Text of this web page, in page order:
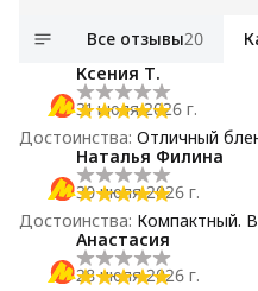
Все отзывы20
Ксения Т.
31 июля 2026 г.
Достоинства: Отличный
Наталья Филина
30 июля 2026 г.
Достоинства: Компактный.
Анастасия
28 июля 2026 г.